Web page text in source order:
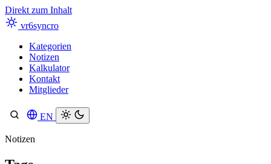
Direkt zum Inhalt
vr6syncro
Kategorien
Notizen
Kalkulator
Kontakt
Mitglieder
Suche EN
Notizen